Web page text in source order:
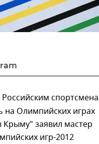
Российским
на Олимпийских играх
заявил мастер
игр-2012